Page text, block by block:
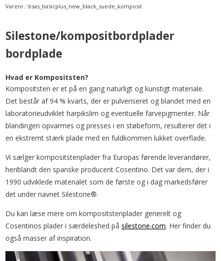
Varenr.: bsas_basicplus_new_black_suede_komposit
Silestone/kompositbordplader
bordplade
Hvad er Kompositsten?
Kompositsten er et på en gang naturligt og kunstigt materiale.
Det består af 94 % kvarts, der er pulveriseret og blandet med en
laboratorieudviklet harpikslim og eventuelle farvepigmenter. Når
blandingen opvarmes og presses i en støbeform, resulterer det i
en ekstremt stærk plade med en fuldkommen lukket overflade.
Vi sælger kompositstenplader fra Europas førende leverandører,
heriblandt den spanske producent Cosentino. Det var dem, der i
1990 udviklede materialet som de første og i dag markedsfører
det under navnet Silestone®.
Du kan læse mere om kompositstenplader generelt og
Cosentinos plader i særdeleshed påsilestone.com. Her finder du
også masser af inspiration.